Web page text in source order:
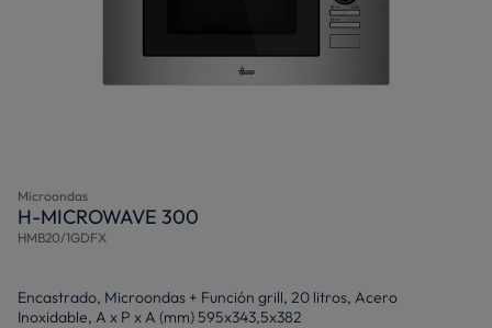
Microondas
H-MICROWAVE 300
HMB20/1GDFX
Encastrado, Microondas + Función grill, 20 litros, Acero
Inoxidable, A x P x A (mm) 595x343,5x382